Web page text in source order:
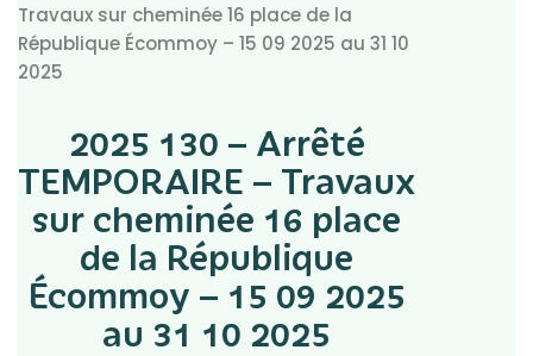
Travaux sur cheminée 16 place de la
République Écommoy – 15 09 2025 au 31 10
2025
2025 130 – Arrêté
TEMPORAIRE – Travaux
sur cheminée 16 place
de la République
Écommoy – 15 09 2025
au 31 10 2025